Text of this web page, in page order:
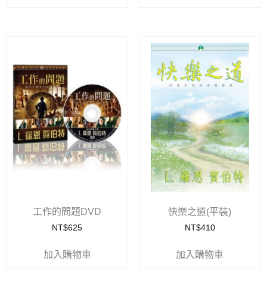
工作的問題DVD
NT$625
加入購物車
快樂之道(平裝)
NT$410
加入購物車